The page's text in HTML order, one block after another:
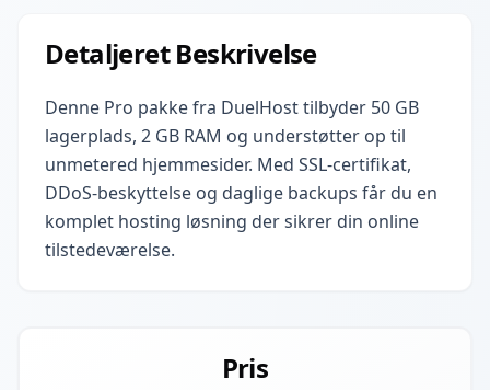
Detaljeret Beskrivelse
Denne Pro pakke fra DuelHost tilbyder 50 GB
lagerplads, 2 GB RAM og understøtter op til
unmetered hjemmesider. Med SSL-certifikat,
DDoS-beskyttelse og daglige backups får du en
komplet hosting løsning der sikrer din online
tilstedeværelse.
Pris